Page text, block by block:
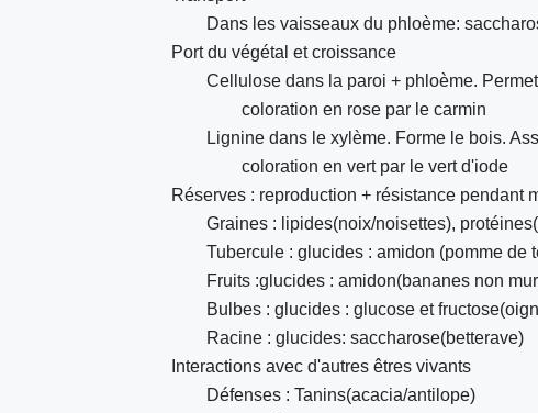
Dans les vaisseaux du phloème:
Port du végétal et croissance
Cellulose dans la paroi + phloème.
coloration en rose par le carmin
Lignine dans le xylème. Forme le bois.
coloration en vert par le vert d'iode
Réserves : reproduction + résistance pendant
Graines : lipides(noix/noisettes),
Tubercule : glucides : amidon (pomme de
Fruits :glucides : amidon(bananes non
Bulbes : glucides : glucose et
Racine : glucides: saccharose(betterave)
Interactions avec d'autres êtres vivants
Défenses : Tanins(acacia/antilope)